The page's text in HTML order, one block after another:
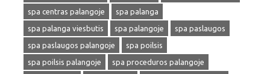
spa centras palangoje
spa palanga
spa palanga viesbutis
spa palangoje
spa paslaugos
spa paslaugos palangoje
spa poilsis
spa poilsis palangoje
spa proceduros palangoje